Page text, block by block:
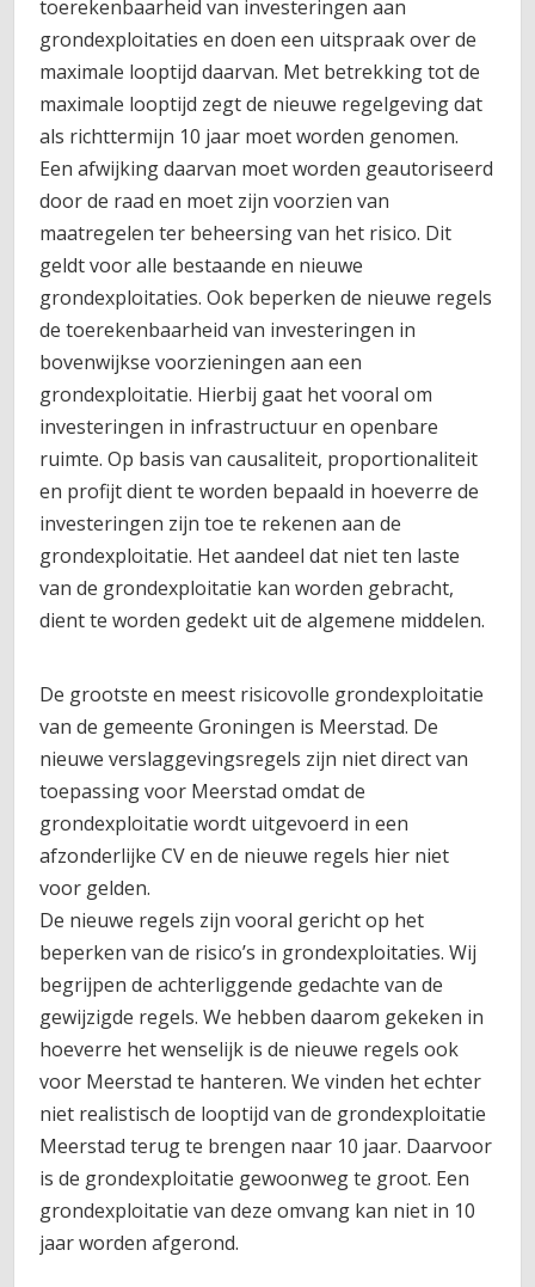
toerekenbaarheid van investeringen aan
grondexploitaties en doen een uitspraak over de
maximale looptijd daarvan. Met betrekking tot de
maximale looptijd zegt de nieuwe regelgeving dat
als richttermijn 10 jaar moet worden genomen.
Een afwijking daarvan moet worden geautoriseerd
door de raad en moet zijn voorzien van
maatregelen ter beheersing van het risico. Dit
geldt voor alle bestaande en nieuwe
grondexploitaties. Ook beperken de nieuwe regels
de toerekenbaarheid van investeringen in
bovenwijkse voorzieningen aan een
grondexploitatie. Hierbij gaat het vooral om
investeringen in infrastructuur en openbare
ruimte. Op basis van causaliteit, proportionaliteit
en profijt dient te worden bepaald in hoeverre de
investeringen zijn toe te rekenen aan de
grondexploitatie. Het aandeel dat niet ten laste
van de grondexploitatie kan worden gebracht,
dient te worden gedekt uit de algemene middelen.
De grootste en meest risicovolle grondexploitatie
van de gemeente Groningen is Meerstad. De
nieuwe verslaggevingsregels zijn niet direct van
toepassing voor Meerstad omdat de
grondexploitatie wordt uitgevoerd in een
afzonderlijke CV en de nieuwe regels hier niet
voor gelden.
De nieuwe regels zijn vooral gericht op het
beperken van de risico’s in grondexploitaties. Wij
begrijpen de achterliggende gedachte van de
gewijzigde regels. We hebben daarom gekeken in
hoeverre het wenselijk is de nieuwe regels ook
voor Meerstad te hanteren. We vinden het echter
niet realistisch de looptijd van de grondexploitatie
Meerstad terug te brengen naar 10 jaar. Daarvoor
is de grondexploitatie gewoonweg te groot. Een
grondexploitatie van deze omvang kan niet in 10
jaar worden afgerond.